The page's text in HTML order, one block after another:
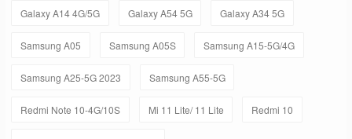
Galaxy A14 4G/5G Galaxy A54 5G Galaxy A34 5G
Samsung A05 Samsung A05S Samsung A15-5G/4G
Samsung A25-5G 2023 Samsung A55-5G
Redmi Note 10-4G/10S Mi 11 Lite/ 11 Lite Redmi 10